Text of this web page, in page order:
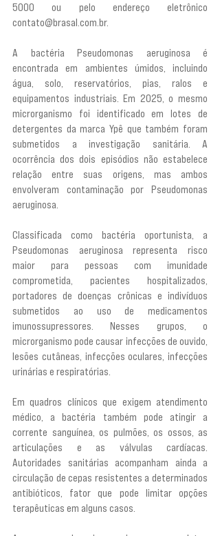
5000 ou pelo endereço eletrônico
contato@brasal.com.br.
A bactéria Pseudomonas aeruginosa é
encontrada em ambientes úmidos, incluindo
água, solo, reservatórios, pias, ralos e
equipamentos industriais. Em 2025, o mesmo
microrganismo foi identificado em lotes de
detergentes da marca Ypê que também foram
submetidos a investigação sanitária. A
ocorrência dos dois episódios não estabelece
relação entre suas origens, mas ambos
envolveram contaminação por Pseudomonas
aeruginosa.
Classificada como bactéria oportunista, a
Pseudomonas aeruginosa representa risco
maior para pessoas com imunidade
comprometida, pacientes hospitalizados,
portadores de doenças crônicas e indivíduos
submetidos ao uso de medicamentos
imunossupressores. Nesses grupos, o
microrganismo pode causar infecções de ouvido,
lesões cutâneas, infecções oculares, infecções
urinárias e respiratórias.
Em quadros clínicos que exigem atendimento
médico, a bactéria também pode atingir a
corrente sanguínea, os pulmões, os ossos, as
articulações e as válvulas cardíacas.
Autoridades sanitárias acompanham ainda a
circulação de cepas resistentes a determinados
antibióticos, fator que pode limitar opções
terapêuticas em alguns casos.